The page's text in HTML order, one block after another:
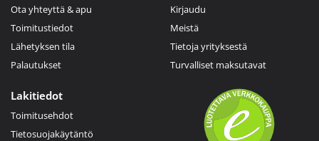
Ota yhteyttä & apu
Toimitustiedot
Lähetyksen tila
Palautukset
Kirjaudu
Meistä
Tietoja yrityksestä
Turvalliset maksutavat
Lakitiedot
Toimitusehdot
Tietosuojakäytäntö